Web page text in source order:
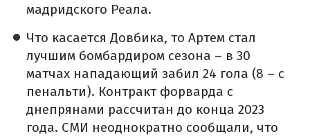
мадридского Реала.
Что касается Довбика, то Артем стал
лучшим бомбардиром сезона – в 30
матчах нападающий забил 24 гола (8 – с
пенальти). Контракт форварда с
днепрянами рассчитан до конца 2023
года. СМИ неоднократно сообщали, что